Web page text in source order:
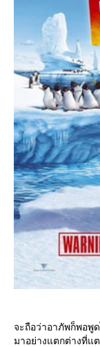
จะถือว่าอาภัพก็พอ
มาอย่างแตกต่างที่แ